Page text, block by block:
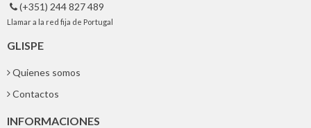
 (+351) 244 827 489
Llamar a la red fija de Portugal
GLISPE
Quienes somos
Contactos
INFORMACIONES